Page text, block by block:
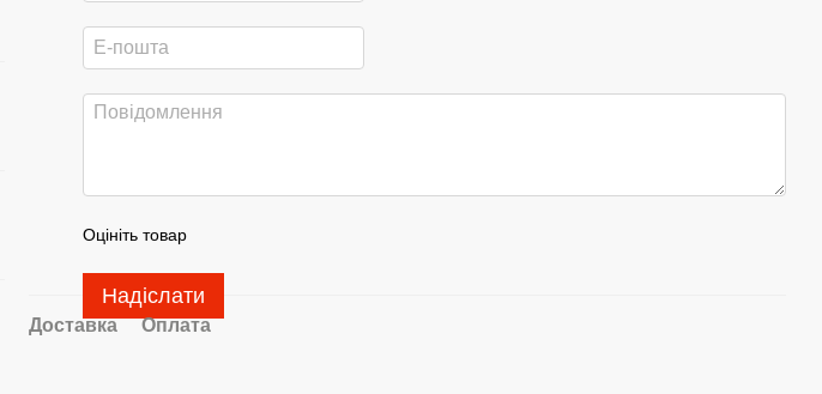
Оцініть товар
Надіслати
Доставка Оплата